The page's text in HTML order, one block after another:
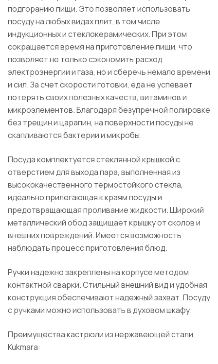
подгоранию пищи. Это позволяет использовать
посуду на любых видах плит, в том числе
индукционных и стеклокерамических. При этом
сокращается время на приготовление пищи, что
позволяет не только сэкономить расход
электроэнергии и газа, но и сберечь немало времени
и сил. За счет скорости готовки, еда не успевает
потерять своих полезных качеств, витаминов и
микроэлементов. Благодаря безупречной полировке
без трещин и царапин, на поверхности посуды не
скапливаются бактерии и микробы.
Посуда комплектуется стеклянной крышкой с
отверстием для выхода пара, выполненная из
высококачественного термостойкого стекла,
идеально прилегающая к краям посуды и
предотвращающая проливание жидкости. Широкий
металлический обод защищает крышку от сколов и
внешних повреждений. Имеется возможность
наблюдать процесс приготовления блюд.
Ручки надежно закреплены на корпусе методом
контактной сварки. Стильный внешний вид и удобная
конструкция обеспечивают надежный захват. Посуду
с ручками можно использовать в духовом шкафу.
Преимущества кастрюли из нержавеющей стали
Kukmara: